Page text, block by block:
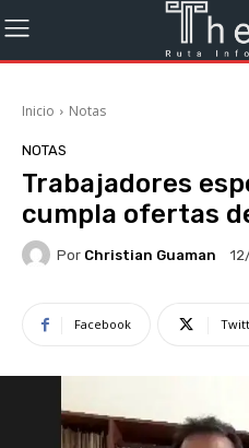
Inicio Notas
NOTAS
Trabajadores
cumpla ofertas
Por Christian Guaman
Facebook